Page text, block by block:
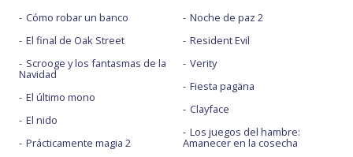
Cómo robar un banco
El final de Oak Street
Scrooge y los fantasmas de la
Navidad
El último mono
El nido
Prácticamente magia 2
Noche de paz 2
Resident Evil
Verity
Fiesta pagäna
Clayface
Los juegos del hambre:
Amanecer en la cosecha